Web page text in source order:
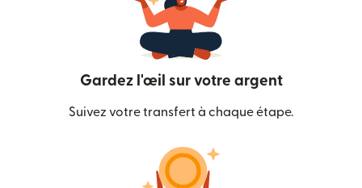
Gardez l'œil sur votre argent
Suivez votre transfert à chaque étape.